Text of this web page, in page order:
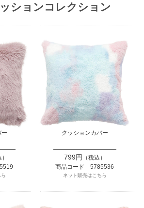
ションコレクション
ー クッションカバー
799円
（税込）
商品コード 5785536
ネット販売はこちら